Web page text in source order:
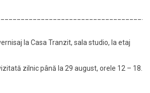
la Casa Tranzit, sala studio, la etaj
zilnic până la 29 august, orele 12 – 18.